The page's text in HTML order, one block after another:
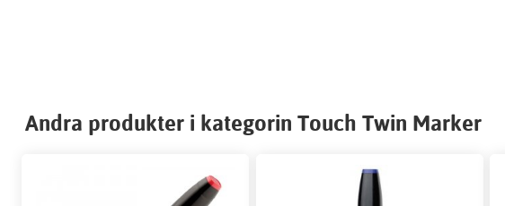
Andra produkter i kategorin Touch Twin Marker